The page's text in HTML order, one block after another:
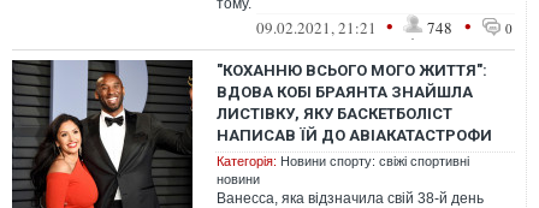
тому.
09.02.2021, 21:21 • 748 • 0
"КОХАННЮ ВСЬОГО МОГО ЖИТТЯ":
ВДОВА КОБІ БРАЯНТА ЗНАЙШЛА
ЛИСТІВКУ, ЯКУ БАСКЕТБОЛІСТ
НАПИСАВ ЇЙ ДО АВІАКАТАСТРОФИ
Категорія: Новини спорту: свіжі спортивні
новини
Ванесса, яка відзначила свій 38-й день